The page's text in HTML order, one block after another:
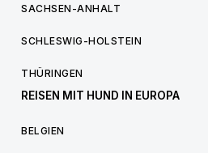
SACHSEN-ANHALT
SCHLESWIG-HOLSTEIN
THÜRINGEN
REISEN MIT HUND IN EUROPA
BELGIEN